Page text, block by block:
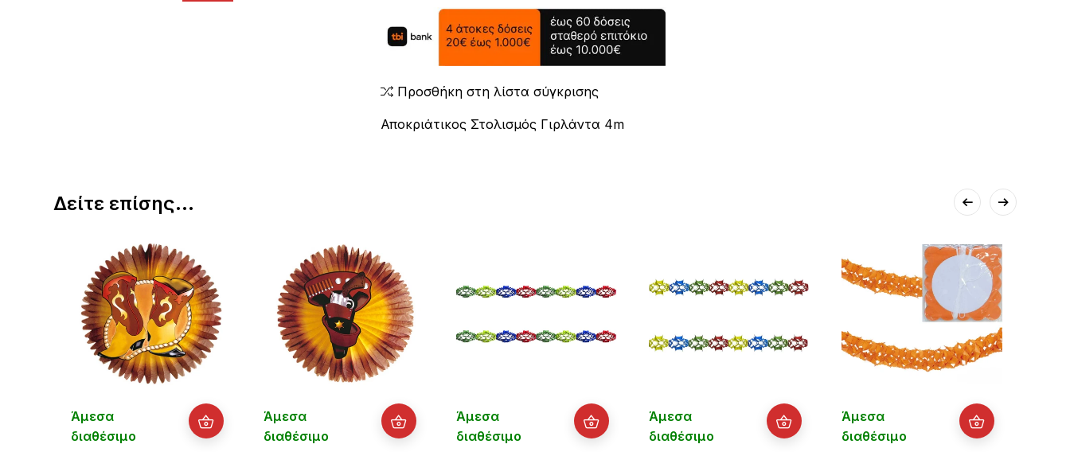
Προσθήκη στη λίστα σύγκρισης
Αποκριάτικος Στολισμός Γιρλάντα 4m
Δείτε επίσης...
Άμεσα
διαθέσιμο
Άμεσα
διαθέσιμο
Άμεσα
διαθέσιμο
Άμεσα
διαθέσιμο
Άμεσα
διαθέσιμο